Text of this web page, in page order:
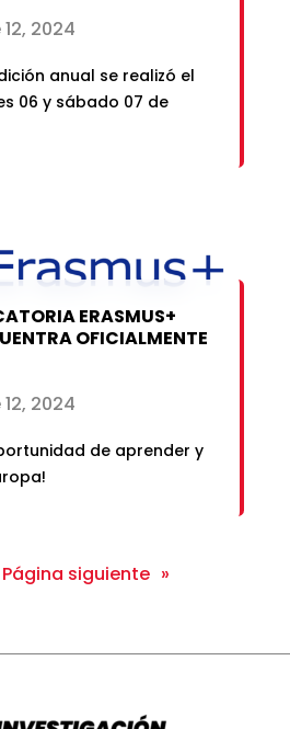
2024
anual se realizó el
06 y sábado 07 de
ERASMUS+
OFICIALMENTE
2024
de aprender y
Página siguiente »